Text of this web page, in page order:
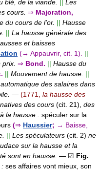
blé, de la viande.
Les
cours. ⇒ Majoration,
du cours de l'or. || Hausse
|| La hausse générale des
et baisses
(→ Appauvrir, cit. 1).
||
⇒ Bond. || Hausse du
|| Mouvement de hausse. ||
des salaires dans
— (1771, la hausse des
des cours (cit. 21), des
la hausse : spéculer sur la
(⇒ Haussier; → Baisse,
|| Les spéculateurs (cit. 2) ne
sur la hausse et la
sont en hausse. — ☑ Fig.
: ses affaires vont mieux, son